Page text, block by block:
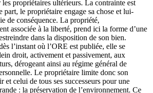
les propriétaires ultérieurs. La contrainte est
part, le propriétaire engage sa chose et lui-
de conséquence. La propriété,
associée à la liberté, prend ici la forme d’une
dans la disposition de son bien.
l’instant où l’ORE est publiée, elle se
droit, activement et passivement, aux
dérogeant ainsi au régime général de
Le propriétaire limite donc son
et celui de tous ses successeurs pour une
: la préservation de l’environnement. Ce